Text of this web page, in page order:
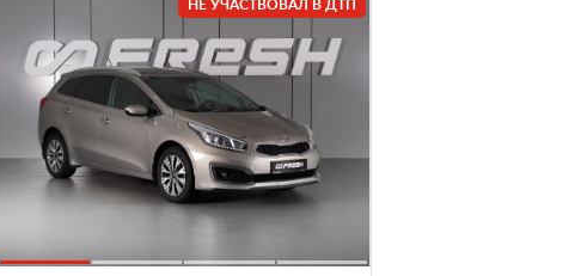
НЕ УЧАСТВОВАЛ В ДТП